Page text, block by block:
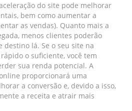
do site pode melhorar
bem como aumentar a
as vendas). Quanto mais a
menos clientes poderão
destino lá. Se o seu site na
o suficiente, você tem
sua renda potencial. A
proporcionará uma
a conversão e, devido a isso,
a receita e atrair mais